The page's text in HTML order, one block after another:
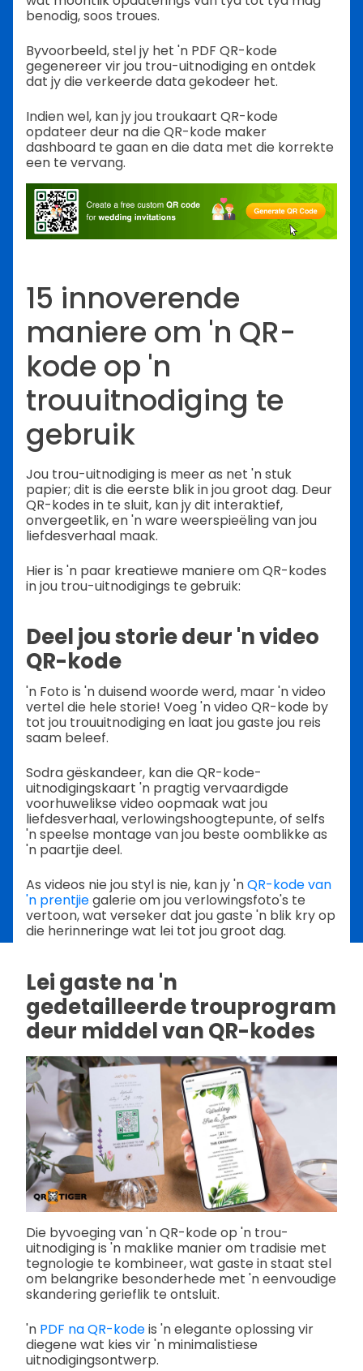
benodig, soos troues.
Byvoorbeeld, stel jy het 'n PDF QR-kode
gegenereer vir jou trou-uitnodiging en ontdek
dat jy die verkeerde data gekodeer het.
Indien wel, kan jy jou troukaart QR-kode
opdateer deur na die QR-kode maker
dashboard te gaan en die data met die korrekte
een te vervang.
15 innoverende
maniere om 'n QR-
kode op 'n
trouuitnodiging te
gebruik
Jou trou-uitnodiging is meer as net 'n stuk
papier; dit is die eerste blik in jou groot dag. Deur
QR-kodes in te sluit, kan jy dit interaktief,
onvergeetlik, en 'n ware weerspieëling van jou
liefdesverhaal maak.
Hier is 'n paar kreatiewe maniere om QR-kodes
in jou trou-uitnodigings te gebruik:
Deel jou storie deur 'n video
QR-kode
'n Foto is 'n duisend woorde werd, maar 'n video
vertel die hele storie! Voeg 'n video QR-kode by
tot jou trouuitnodiging en laat jou gaste jou reis
saam beleef.
Sodra gëskandeer, kan die QR-kode-
uitnodigingskaart 'n pragtig vervaardigde
voorhuwelikse video oopmaak wat jou
liefdesverhaal, verlowingshoogtepunte, of selfs
'n speelse montage van jou beste oomblikke as
'n paartjie deel.
As videos nie jou styl is nie, kan jy 'nQR-kode van
'n prentjiegalerie om jou verlowingsfoto's te
vertoon, wat verseker dat jou gaste 'n blik kry op
die herinneringe wat lei tot jou groot dag.
Lei gaste na 'n
gedetailleerde trouprogram
deur middel van QR-kodes
Die byvoeging van 'n QR-kode op 'n trou-
uitnodiging is 'n maklike manier om tradisie met
tegnologie te kombineer, wat gaste in staat stel
om belangrike besonderhede met 'n eenvoudige
skandering gerieflik te ontsluit.
'n PDF na QR-kodeis 'n elegante oplossing vir
diegene wat kies vir 'n minimalistiese
uitnodigingsontwerp.